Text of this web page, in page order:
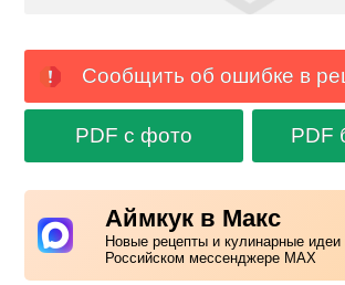
Сообщить об ошибке в
PDF с фото PDF
Аймкук в Макс
Новые рецепты и кулинарные
Российском мессенджере MAX